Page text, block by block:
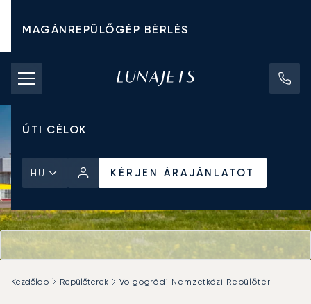
MAGÁNREPÜLŐGÉP BÉRLÉS
CHARTER ÁRAK
MAGÁNREPÜLŐGÉPEK
ÚTI CÉLOK
HU KÉRJEN ÁRAJÁNLATOT
Kezdőlap Repülőterek Volgográdi Nemzetközi Repülőtér